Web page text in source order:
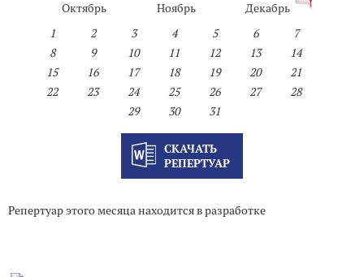
Октябрь
Ноябрь
Декабрь
1
2 3 4 5 6
7
8
9 10 11 12 13
14
15
16 17 18 19 20
21
22
23 24 25 26 27
28
29
30 31
СКАЧАТЬ
РЕПЕРТУАР
Репертуар этого месяца находится в разработке